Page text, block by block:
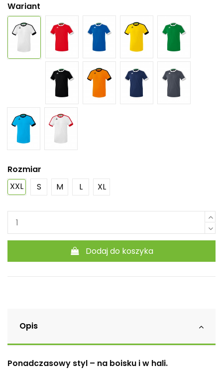
Wariant
Rozmiar
XXL
S M L XL
Dodaj do koszyka
Opis
Ponadczasowy styl – na boisku i w hali.